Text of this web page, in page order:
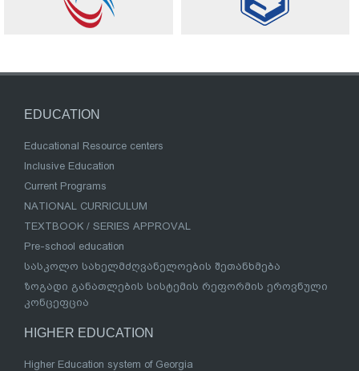
EDUCATION
Educational Resource centers
Inclusive Education
Current Programs
NATIONAL CURRICULUM
TEXTBOOK / SERIES APPROVAL
Pre-school education
სასკოლო სახელმძღვანელოების შეთანხმება
ზოგადი განათლების სისტემის რეფორმის ეროვნული
კონცეფცია
HIGHER EDUCATION
Higher Education system of Georgia